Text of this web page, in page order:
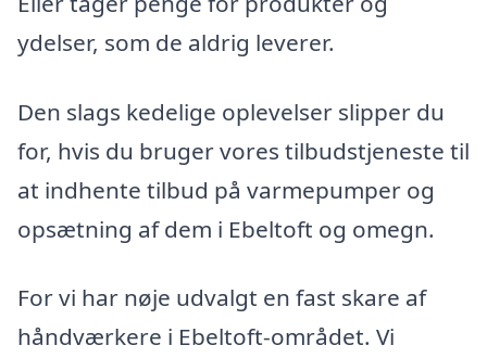
ydelser, som de aldrig leverer.
Den slags kedelige oplevelser slipper du
for, hvis du bruger vores tilbudstjeneste til
at indhente tilbud på varmepumper og
opsætning af dem i Ebeltoft og omegn.
For vi har nøje udvalgt en fast skare af
håndværkere i Ebeltoft-området. Vi